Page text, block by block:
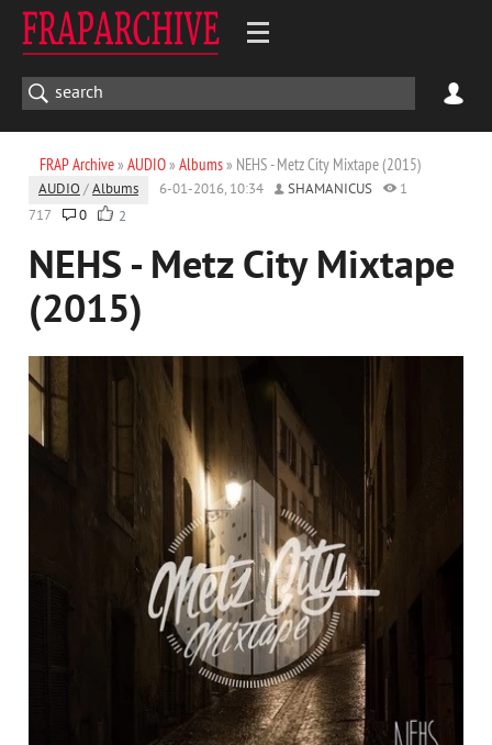
FRAP Archive» AUDIO» Albums» NEHS - Metz City Mixtape (2015)
AUDIO /Albums 6-01-2016, 10:34 SHAMANICUS
1
717
0 2
NEHS - Metz City Mixtape
(2015)